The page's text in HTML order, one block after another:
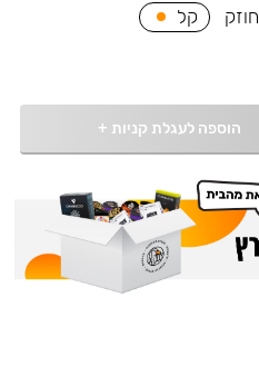
חוזק קל
הוספה לעגלת קניות +